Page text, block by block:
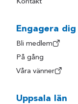
Kontakt
Engagera dig
Bli medlem
På gång
Våra vänner
Uppsala län